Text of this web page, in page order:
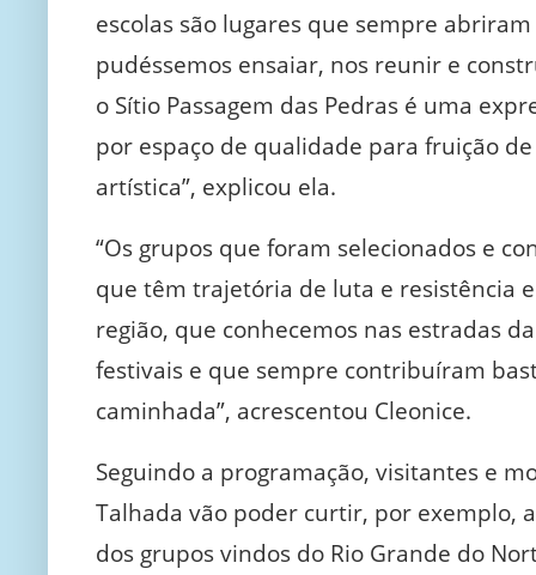
escolas são lugares que sempre
pudéssemos ensaiar, nos reunir e
o Sítio Passagem das Pedras é uma
por espaço de qualidade para fruição
artística”, explicou ela.
“Os grupos que foram selecionados e
que têm trajetória de luta e resistência
região, que conhecemos nas estradas
festivais e que sempre contribuíram
caminhada”, acrescentou Cleonice.
Seguindo a programação, visitantes e
Talhada vão poder curtir, por exemplo,
dos grupos vindos do Rio Grande do